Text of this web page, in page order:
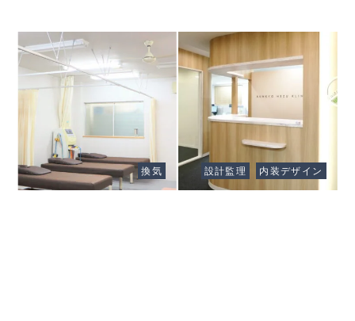
Client
さくら鍼灸整骨院
換気
BUNKYO NEZU
KLINIK
設計監理 内装デザイン